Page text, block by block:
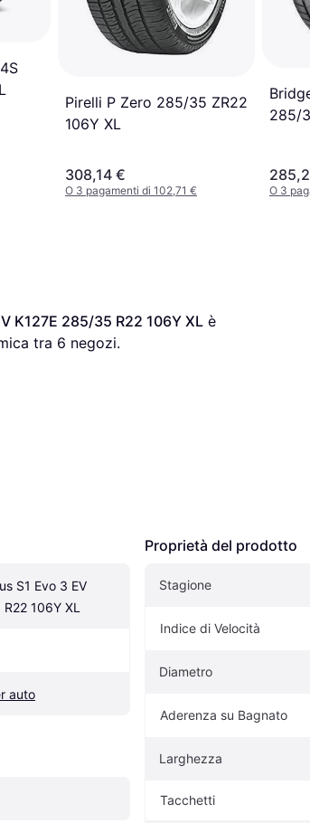
Pirelli P Zero 285/35 ZR22
106Y XL
308,14 €
O 3 pagamenti di 102,71 €
285/
O 3
K127E 285/35 R22 106Y XL
tra 6 negozi.
S1 Evo 3 EV
106Y XL
auto
Proprietà del prodotto
Stagione
Indice di Velocità
Diametro
Aderenza su Bagnato
Larghezza
Tacchetti